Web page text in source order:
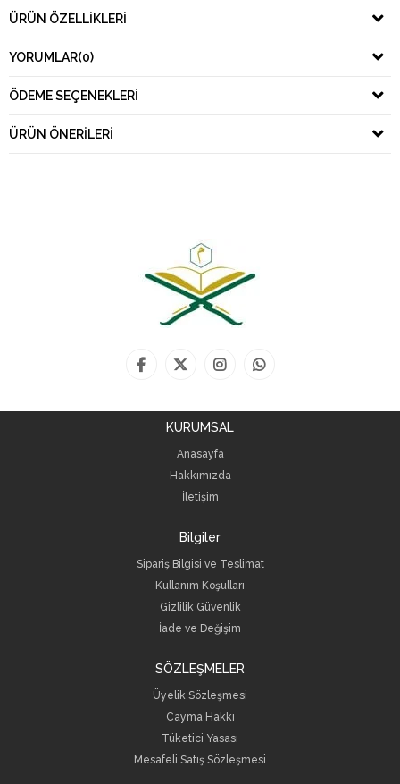
ÜRÜN ÖZELLIKLERI
YORUMLAR(0)
ÖDEME SEÇENEKLERI
ÜRÜN ÖNERILERI
KURUMSAL
Anasayfa
Hakkımızda
İletişim
Bilgiler
Sipariş Bilgisi ve Teslimat
Kullanım Koşulları
Gizlilik Güvenlik
İade ve Değişim
SÖZLEŞMELER
Üyelik Sözleşmesi
Cayma Hakkı
Tüketici Yasası
Mesafeli Satış Sözleşmesi